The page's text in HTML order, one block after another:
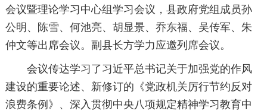
会议暨理论学习中心组学习会议，县政府党组成员孙
公明、陈雪、何池亮、胡显景、乔东福、吴传军、朱
仲文等出席会议。副县长方学力应邀列席会议。
会议传达学习了习近平总书记关于加强党的作风
建设的重要论述、新修订的《党政机关厉行节约反对
浪费条例》、深入贯彻中央八项规定精神学习教育中